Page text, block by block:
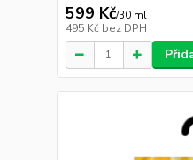
599 Kč/30 ml
495 Kč bez DPH